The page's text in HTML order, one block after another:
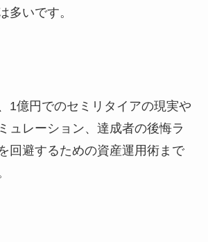
多いです。
1億円でのセミリタイアの現実や
ュレーション、達成者の後悔ラ
回避するための資産運用術まで